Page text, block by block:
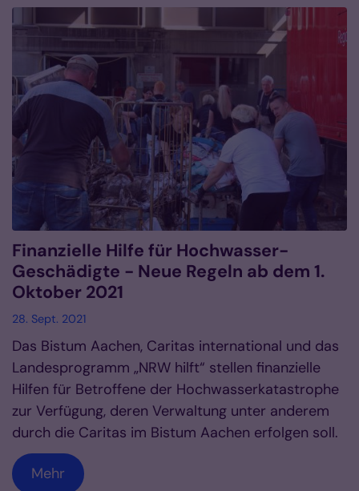
Finanzielle Hilfe für Hochwasser-
Geschädigte - Neue Regeln ab dem 1.
Oktober 2021
28. Sept. 2021
Das Bistum Aachen, Caritas international und das
Landesprogramm „NRW hilft“ stellen finanzielle
Hilfen für Betroffene der Hochwasserkatastrophe
zur Verfügung, deren Verwaltung unter anderem
durch die Caritas im Bistum Aachen erfolgen soll.
Mehr